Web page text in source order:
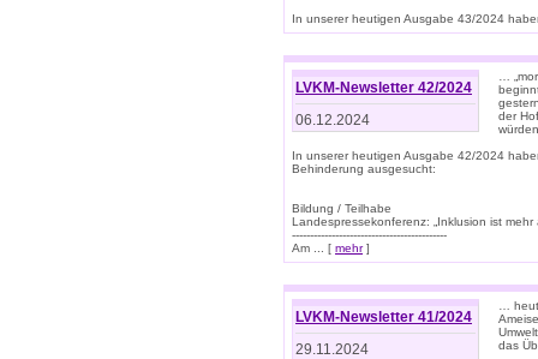
In unserer heutigen Ausgabe 43/2024
LVKM-Newsletter 42/2024
06.12.2024
…
der
In unserer heutigen Ausgabe 42/2024
Behinderung ausgesucht:
Bildung / Teilhabe
Landespressekonferenz: „Inklusion ist mehr
-------------------------------------------
Am ... [ mehr]
LVKM-Newsletter 41/2024
29.11.2024
…
das